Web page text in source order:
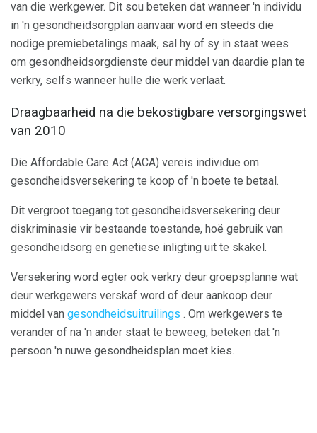
van die werkgewer. Dit sou beteken dat wanneer 'n individu
in 'n gesondheidsorgplan aanvaar word en steeds die
nodige premiebetalings maak, sal hy of sy in staat wees
om gesondheidsorgdienste deur middel van daardie plan te
verkry, selfs wanneer hulle die werk verlaat.
Draagbaarheid na die bekostigbare versorgingswet
van 2010
Die Affordable Care Act (ACA) vereis individue om
gesondheidsversekering te koop of 'n boete te betaal.
Dit vergroot toegang tot gesondheidsversekering deur
diskriminasie vir bestaande toestande, hoë gebruik van
gesondheidsorg en genetiese inligting uit te skakel.
Versekering word egter ook verkry deur groepsplanne wat
deur werkgewers verskaf word of deur aankoop deur
middel van gesondheidsuitruilings . Om werkgewers te
verander of na 'n ander staat te beweeg, beteken dat 'n
persoon 'n nuwe gesondheidsplan moet kies.